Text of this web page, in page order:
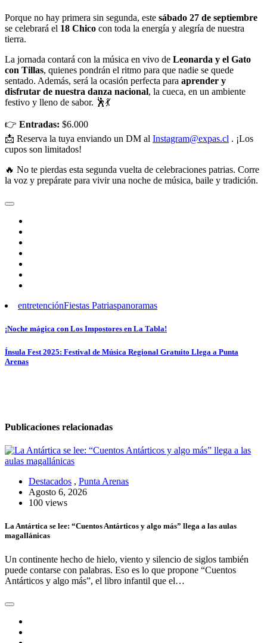
Porque no hay primera sin segunda, este sábado 27 de septiembre
se celebrará el 18 Chico con toda la energía y alegría de nuestra
tierra.
La jornada contará con la música en vivo de Leonarda y el Gato
con Tillas, quienes pondrán el ritmo para que nadie se quede
sentado. Además, será la ocasión perfecta para aprender y
disfrutar de nuestra danza nacional, la cueca, en un ambiente
festivo y lleno de sabor. 🕺💃
👉 Entradas: $6.000
📩 Reserva la tuya enviando un DM al Instagram@expas.cl . ¡Los
cupos son limitados!
🔥 No te pierdas esta segunda vuelta de celebraciones patrias. Corre
la voz y prepárate para vivir una noche de música, baile y tradición.
entretenciónFiestas Patriaspanoramas
Navegación
de
entradas
¡Noche mágica con Los Impostores en La Tabla!
Ínsula Fest 2025: Festival de Música Regional Gratuito Llega a Punta
Arenas
Publicaciones relacionadas
Destacados , Punta Arenas
Agosto 6, 2026
100 views
La Antártica se lee: “Cuentos Antárticos y algo más” llega a las aulas
magallánicas
Un continente hecho de hielo, viento y silencio de siglos también
puede contarse con palabras. Eso es lo que propone “Cuentos
Antárticos y algo más”, el libro infantil que el…